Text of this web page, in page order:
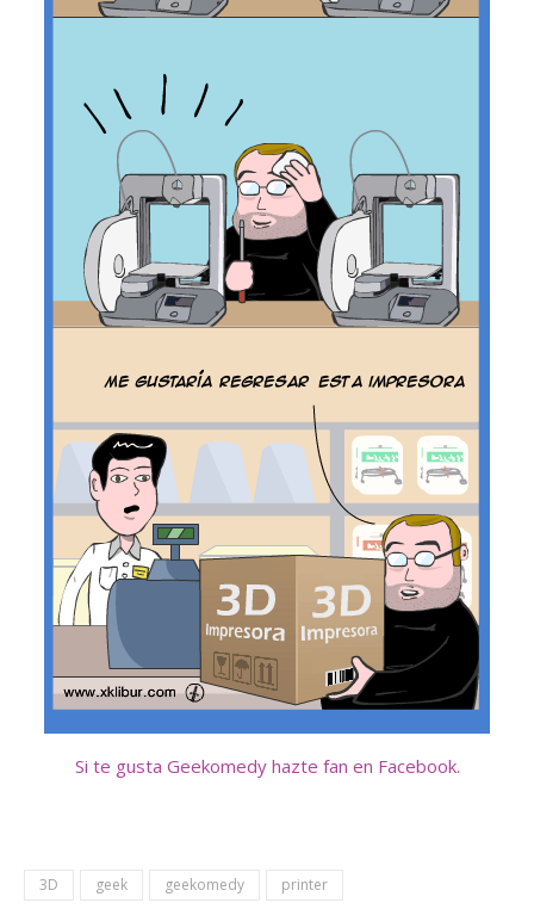
Si te gusta Geekomedy hazte fan en Facebook.
3D geek geekomedy printer